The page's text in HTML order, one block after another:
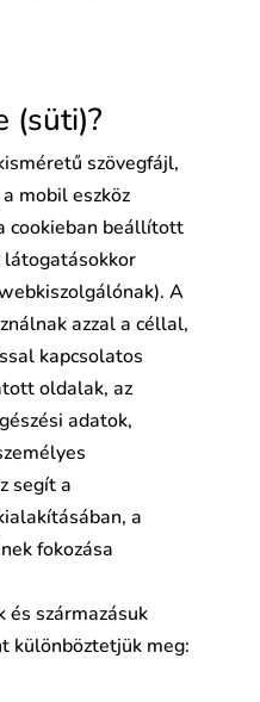
(süti)?
szövegfájl,
mobil eszköz
cookieban beállított
látogatásokkor
A
azzal a céllal,
kapcsolatos
oldalak, az
adatok,
segít a
a
fokozása
származásuk
különböztetjük meg: